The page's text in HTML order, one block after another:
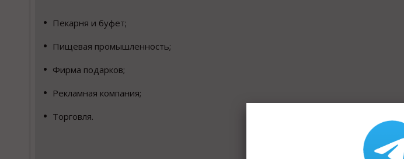
Пекарня и буфет;
Пищевая промышленность;
Фирма подарков;
Рекламная компания;
Торговля.